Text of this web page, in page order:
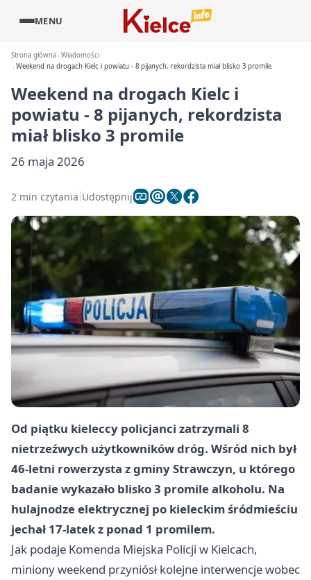
MENU
Strona główna Wiadomości
Weekend na drogach Kielc i powiatu - 8 pijanych, rekordzista miał blisko 3 promile
Weekend na drogach Kielc i
powiatu - 8 pijanych, rekordzista
miał blisko 3 promile
26 maja 2026
2 min czytania Udostępnij
Od piątku kieleccy policjanci zatrzymali 8
nietrzeźwych użytkowników dróg. Wśród nich był
46-letni rowerzysta z gminy Strawczyn, u którego
badanie wykazało blisko 3 promile alkoholu. Na
hulajnodze elektrycznej po kieleckim śródmieściu
jechał 17-latek z ponad 1 promilem.
Jak podaje Komenda Miejska Policji w Kielcach,
miniony weekend przyniósł kolejne interwencje wobec